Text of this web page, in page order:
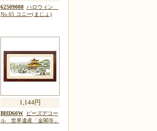
62509000 ハロウィン
No.65 コニー(まじょ)
1,144円
BHD60W
ビーズデコー
ル 世界遺産「金閣寺」